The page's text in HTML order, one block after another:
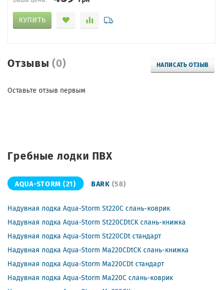
Отзывы(0) НАПИСАТЬ ОТЗЫВ
Оставьте отзыв первым
КУПИТЬ
Гребные лодки ПВХ
AQUA-STORM (21) BARK (58)
Надувная лодка Aqua-Storm St220C слань-коврик
Надувная лодка Aqua-Storm St220CDtCK слань-книжка
Надувная лодка Aqua-Storm St220CDt стандарт
Надувная лодка Aqua-Storm Ma220CDtCK слань-книжка
Надувная лодка Aqua-Storm Ma220CDt стандарт
Надувная лодка Aqua-Storm Ma220C слань-коврик